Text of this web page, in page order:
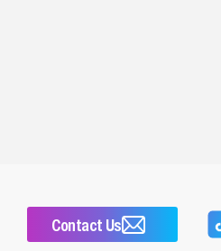
Contact Us